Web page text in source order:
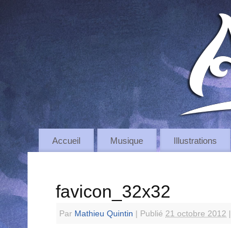
Accueil Musique Illustrations
favicon_32x32
Par Mathieu Quintin | Publié 21 octobre 2012 |